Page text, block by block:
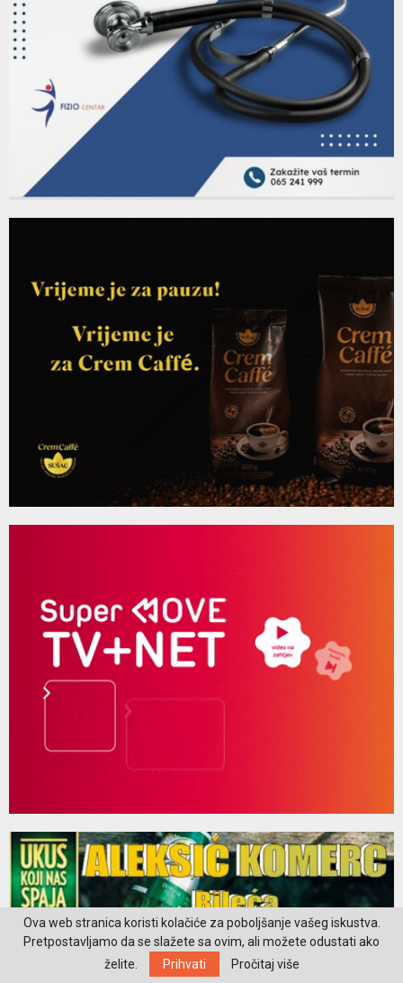
Ova web stranica koristi kolačiće za poboljšanje vašeg iskustva.
Pretpostavljamo da se slažete sa ovim, ali možete odustati ako
želite.
Prihvati Pročitaj više